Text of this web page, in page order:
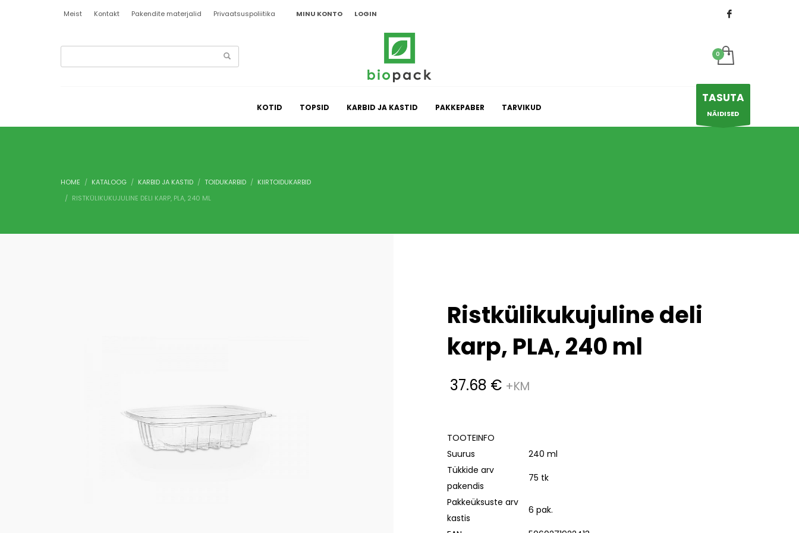
LOGI SISSE
Jäta mind meelde
Meist Kontakt Pakendite materjalid Privaatsuspoliitika MINU KONTO LOGIN
KOTID TOPSID KARBID JA KASTID PAKKEPABER TARVIKUD
TASUTA
NÄIDISED
HOME KATALOOG KARBID JA KASTID TOIDUKARBID
KIIRTOIDUKARBID
RISTKÜLIKUKUJULINE DELI KARP, PLA, 240 ML
Ristkülikukujuline deli
karp, PLA, 240 ml
37.68 €
TOOTEINFO
Suurus
240 ml
Tükkide arv
pakendis
75 tk
Pakkeüksuste arv
kastis
6 pak.